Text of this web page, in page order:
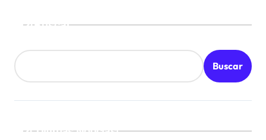
Buscar
Buscar
¡Ultimas Noticias!